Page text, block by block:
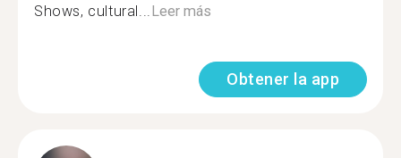
Shows, cultural...Leer más
Obtener la app